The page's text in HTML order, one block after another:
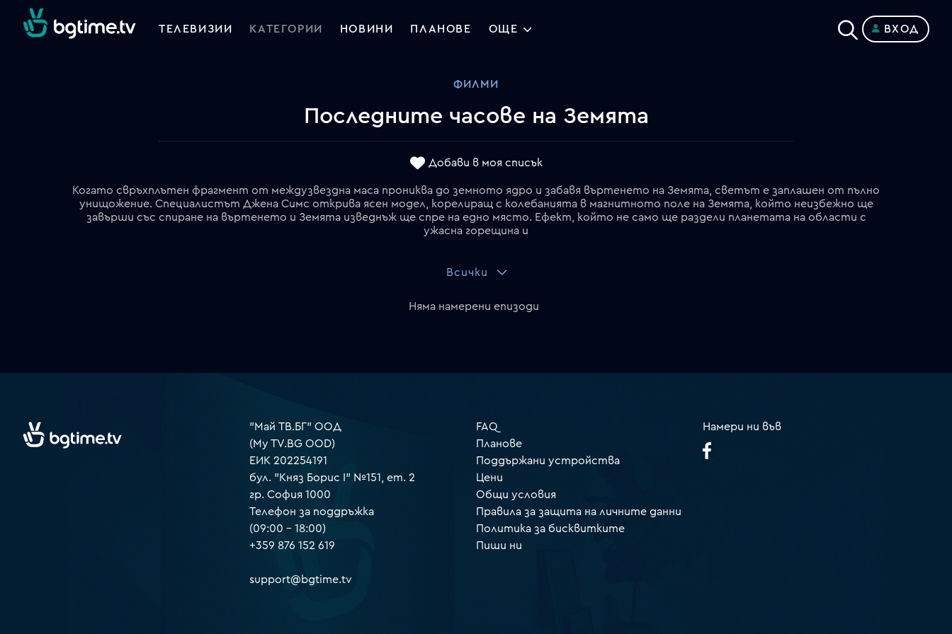
ТЕЛЕВИЗИИ КАТЕГОРИИ НОВИНИ ПЛАНОВЕ ОЩЕ ВХОД
ФИЛМИ
Последните часове на Земята
Добави в моя списък
Когато свръхплътен фрагмент от междузвездна маса прониква до земното ядро и забавя въртенето на Земята, светът е заплашен от пълно
унищожение. Специалистът Джена Симс открива ясен модел, корелиращ с колебанията в магнитното поле на Земята, който неизбежно ще
завърши със спиране на въртенето и Земята изведнъж ще спре на едно място. Ефект, който не само ще раздели планетата на области с
ужасна горещина и
Всички
Няма намерени епизоди
"Май ТВ.БГ" ООД
(My TV.BG OOD)
ЕИК 202254191
бул. "Княз Борис I" №151, ет. 2
гр. София 1000
Телефон за поддръжка
(09:00 – 18:00)
+359 876 152 619
support@bgtime.tv
FAQ
Планове
Поддържани устройства
Цени
Общи условия
Правила за защита на личните данни
Политика за бисквитките
Пиши ни
Намери ни във